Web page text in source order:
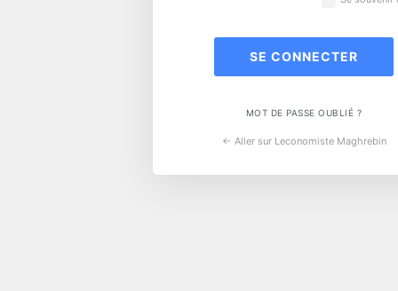
MOT DE PASSE OUBLIÉ ?
← Aller sur Leconomiste Maghrebin